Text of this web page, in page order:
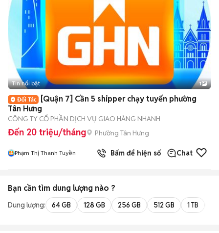
Tin nổi bật 1
[Quận 7] Cần 5 shipper chạy tuyến phường
Tân Hưng
CÔNG TY CỔ PHẦN DỊCH VỤ GIAO HÀNG NHANH
Đến 20 triệu/tháng Phường Tân Hưng
Phạm Thị Thanh Tuyền Bấm để hiện số Chat
Bạn cần tìm dung lượng nào ?
Dung lượng: 64 GB 128 GB 256 GB 512 GB 1 TB